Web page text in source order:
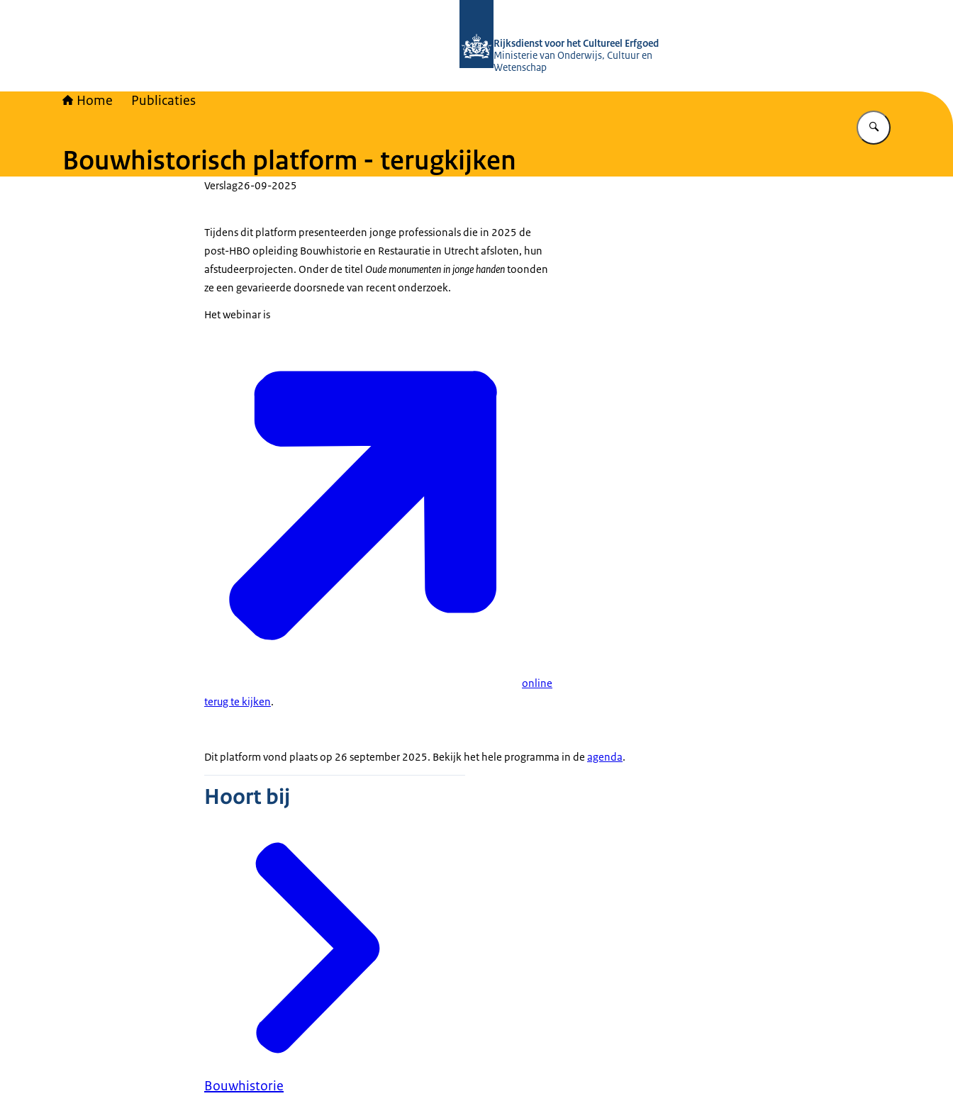
Rijksdienst voor het Cultureel Erfgoed
Ministerie van Onderwijs, Cultuur en
Wetenschap
Home Publicaties
Vul in wat u
Bouwhistorisch platform - terugkijken
Verslag26-09-2025
Tijdens dit platform presenteerden jonge professionals die in 2025 de
post-HBO opleiding Bouwhistorie en Restauratie in Utrecht afsloten, hun
afstudeerprojecten. Onder de titel Oude monumenten in jonge handentoonden
ze een gevarieerde doorsnede van recent onderzoek.
Het webinar is
online
terug te kijken.
Dit platform vond plaats op 26 september 2025. Bekijk het hele programma in de agenda.
Hoort bij
Bouwhistorie